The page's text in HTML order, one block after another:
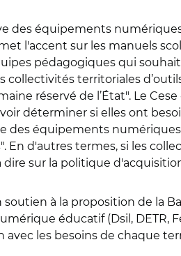
des équipements
l'accent sur les manuels
pédagogiques qui
collectivités territoriales
réservé de l’État". Le
déterminer si elles ont
des équipements
d'autres termes, si les
sur la politique
à la proposition de la
éducatif (Dsil, DETR,
les besoins de chaque